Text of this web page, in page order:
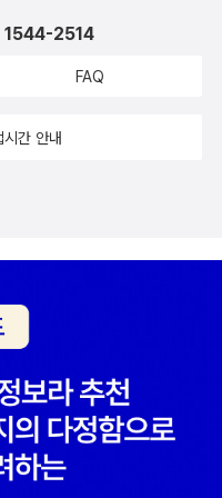
왔던 외로움과 슬픔을 발견
원하는 청바지를 포기할 수
있는 고등학생 규리가 등
돌아와 자신이 진정으로 죽
는 과정을 담아냈다.이 책에
떨어뜨린다. <그가 떨어뜨린
살아났고, <명령>의 기훈은
바꿔놓았다. <울고 있니, 너?
친구들로부터 미움을 사지
름 행복한 아이라고 생각하
부터 '그 애'가 따라다닌다.
그 애의 눈을 보는 순간 소미
생각하는 나의 마음조차도
는 '그 애'를 통해 자신을 들
움 그리고 괜찮은 척한 자신
쏟아내면서.소미는 이제 진
다 진짜 자신의 모습으로 행
진짜 나를 응원해 주고 싶
구가 떨어뜨린 수학문제집으
어났다는 것이 더욱 가슴이
죽음이 두려워 명령을 따른
의 시기를 힘들게 함께 넘으
며 읽게 되었다. 많이 울고 많
각하면 좋을 책이다.
1544-2514
FAQ
간 안내